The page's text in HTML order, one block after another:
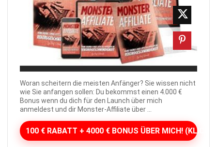
Woran scheitern die meisten Anfänger? Sie wissen nicht
wie Sie anfangen sollen: Du bekommst einen 4.000 €
Bonus wenn du dich für den Launch über mich
anmeldest und dir Monster-Affiliate über ...
100 € RABATT + 4000 € BONUS ÜBER MICH!